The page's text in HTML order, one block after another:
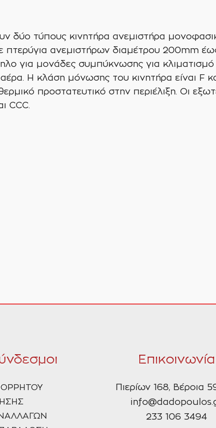
δύο τύπους κινητήρα ανεμιστήρα
πτερύγια ανεμιστήρων διαμέτρου 200mm
για μονάδες συμπύκνωσης για κλιματισμό
Η κλάση μόνωσης του κινητήρα είναι F
προστατευτικό στην περιέλιξη. Οι
CCC.
Επικοινωνία
Πιερίων 168, Βέροια
233 106 3494